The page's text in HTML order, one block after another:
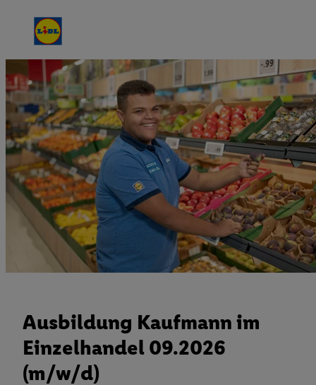
Ausbildung Kaufmann im
Einzelhandel 09.2026
(m/w/d)